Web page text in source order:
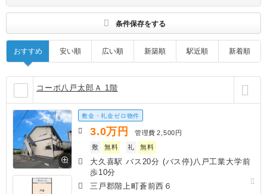
す
条件保存をする
おすすめ 安い順 広い順 新築順 駅近順 新着順
コーポ八戸太郎Ａ 1階
敷金・礼金ゼロ物件
3.0万円 管理費 2,500円
敷
無料 礼 無料
大久喜駅 バス20分 (バス停)八戸工業大学前
歩10分
三戸郡階上町蒼前西６